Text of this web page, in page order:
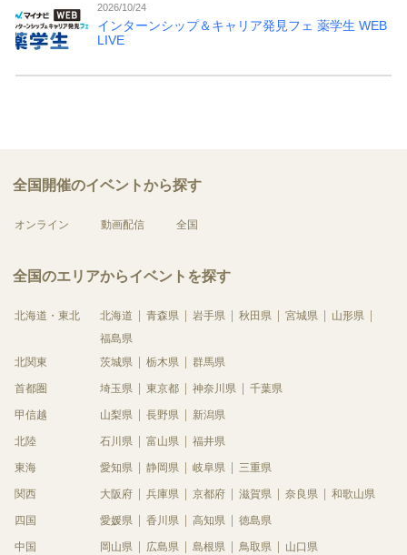
2026/10/24
インターンシップ＆キャリア発見フェ 薬学生 WEB
LIVE
全国開催のイベントから探す
オンライン 動画配信 全国
全国のエリアからイベントを探す
北海道・東北 北海道 青森県 岩手県 秋田県 宮城県
山形県
福島県
北関東
茨城県 栃木県 群馬県
首都圏 埼玉県 東京都 神奈川県 千葉県
甲信越 山梨県 長野県 新潟県
北陸 石川県 富山県 福井県
東海 愛知県 静岡県 岐阜県 三重県
関西 大阪府 兵庫県 京都府 滋賀県 奈良県 和歌山県
四国 愛媛県 香川県 高知県 徳島県
中国 岡山県 広島県 島根県 鳥取県 山口県